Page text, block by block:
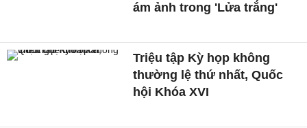
ám ảnh trong 'Lửa trắng'
Triệu tập Kỳ họp không
thường lệ thứ nhất, Quốc
hội Khóa XVI